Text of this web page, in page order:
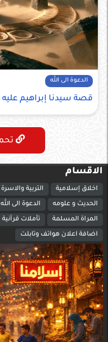
الدعوة الى الله
قصة سيدنا إبراهيم عليه
الاقسام
اخلاق إسلامية التربية
الحديث و علومه الدعوة الى الله
المراة المسلمة تأملات قرآنية
اضافة اعلان هواتف وتابلت